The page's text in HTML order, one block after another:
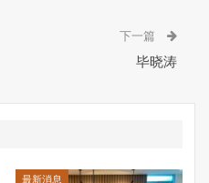
源：视觉中国
上升，中加木材贸易水涨船
解加拿大林业，界面新闻、
信息平台邀请卑诗省林业
下一篇
毕晓涛
最新消息